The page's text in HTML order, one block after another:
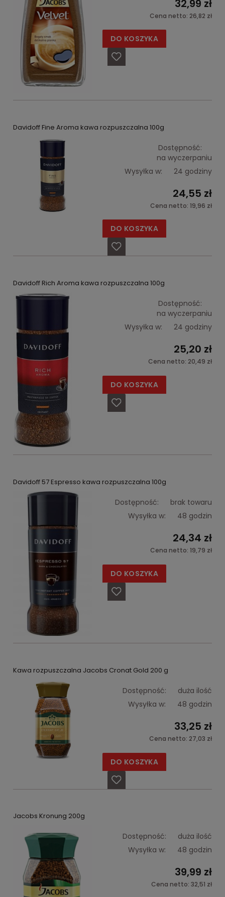
32,99 zł
Cena netto: 26,82 zł
DO KOSZYKA
Davidoff Fine Aroma kawa rozpuszczalna 100g
Dostępność:
na wyczerpaniu
Wysyłka w:
24 godziny
24,55 zł
Cena netto: 19,96 zł
DO KOSZYKA
Davidoff Rich Aroma kawa rozpuszczalna 100g
Dostępność:
na wyczerpaniu
Wysyłka w:
24 godziny
25,20 zł
Cena netto: 20,49 zł
DO KOSZYKA
Davidoff 57 Espresso kawa rozpuszczalna 100g
Dostępność:
brak towaru
Wysyłka w:
48 godzin
24,34 zł
Cena netto: 19,79 zł
DO KOSZYKA
Kawa rozpuszczalna Jacobs Cronat Gold 200 g
Dostępność:
duża ilość
Wysyłka w:
48 godzin
33,25 zł
Cena netto: 27,03 zł
DO KOSZYKA
Jacobs Kronung 200g
Dostępność:
duża ilość
Wysyłka w:
48 godzin
39,99 zł
Cena netto: 32,51 zł